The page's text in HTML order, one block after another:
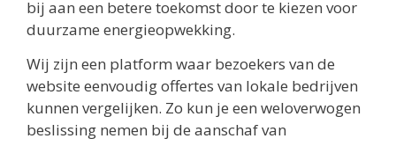
bij aan een betere toekomst door te kiezen voor
duurzame energieopwekking.
Wij zijn een platform waar bezoekers van de
website eenvoudig offertes van lokale bedrijven
kunnen vergelijken. Zo kun je een weloverwogen
beslissing nemen bij de aanschaf van